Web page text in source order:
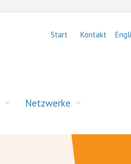
Netzwerke
Start Kontakt